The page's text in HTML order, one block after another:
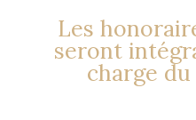
Les
seront
charge